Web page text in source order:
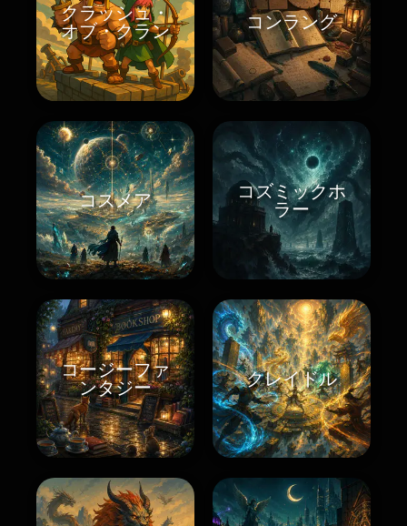
クラッシュ・
オブ・クラン
コンラング
コスメア
コズミックホ
ラー
コージーファ
ンタジー
クレイドル